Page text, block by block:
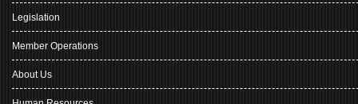
Legislation
Member Operations
About Us